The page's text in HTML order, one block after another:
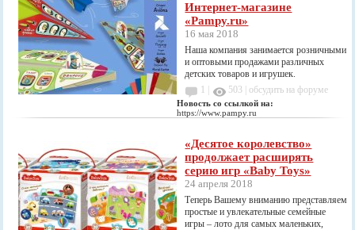
Интернет-магазине
«Pampy.ru»
16 мая 2018
Наша компания занимается розничными
и оптовыми продажами различных
детских товаров и игрушек.
1 |
503 |обсудить на форуме
Новость со ссылкой на:
https://www.pampy.ru
«Десятое королевство»
продолжает расширять
серию игр «Baby Toys»
24 апреля 2018
Теперь Вашему вниманию представляем
простые и увлекательные семейные
игры – лото для самых маленьких,